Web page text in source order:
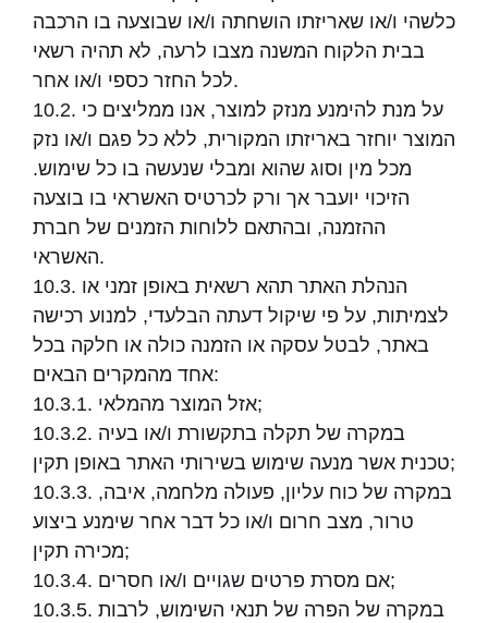
כלשהי ו/או שאריזתו הושחתה ו/או שבוצעה בו הרכבה
בבית הלקוח המשנה מצבו לרעה, לא תהיה רשאי
לכל החזר כספי ו/או אחר.
10.2. על מנת להימנע מנזק למוצר, אנו ממליצים כי
המוצר יוחזר באריזתו המקורית, ללא כל פגם ו/או נזק
מכל מין וסוג שהוא ומבלי שנעשה בו כל שימוש.
הזיכוי יועבר אך ורק לכרטיס האשראי בו בוצעה
ההזמנה, ובהתאם ללוחות הזמנים של חברת
האשראי.
10.3. הנהלת האתר תהא רשאית באופן זמני או
לצמיתות, על פי שיקול דעתה הבלעדי, למנוע רכישה
באתר, לבטל עסקה או הזמנה כולה או חלקה בכל
אחד מהמקרים הבאים:
10.3.1. אזל המוצר מהמלאי;
10.3.2. במקרה של תקלה בתקשורת ו/או בעיה
טכנית אשר מנעה שימוש בשירותי האתר באופן תקין;
10.3.3. במקרה של כוח עליון, פעולה מלחמה, איבה,
טרור, מצב חרום ו/או כל דבר אחר שימנע ביצוע
מכירה תקין;
10.3.4. אם מסרת פרטים שגויים ו/או חסרים;
10.3.5. במקרה של הפרה של תנאי השימוש, לרבות